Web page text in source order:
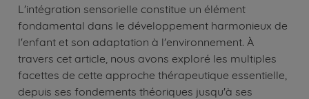
L'intégration sensorielle constitue un élément
fondamental dans le développement harmonieux de
l'enfant et son adaptation à l'environnement. À
travers cet article, nous avons exploré les multiples
facettes de cette approche thérapeutique essentielle,
depuis ses fondements théoriques jusqu'à ses